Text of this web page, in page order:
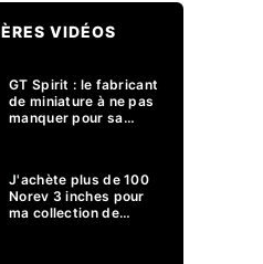
VIDÉOS
GT Spirit : le fabricant
de miniature à ne pas
manquer pour sa
J'achète plus de 100
Norev 3 inches pour
ma collection de